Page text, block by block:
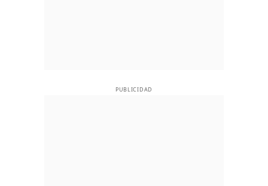
PUBLICIDAD